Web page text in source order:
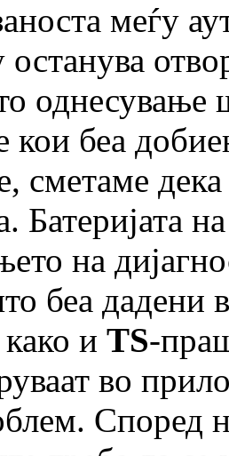
меѓу
однесување
кои беа
сметаме
Батеријата
на
беа дадени
и TS-
во
Според